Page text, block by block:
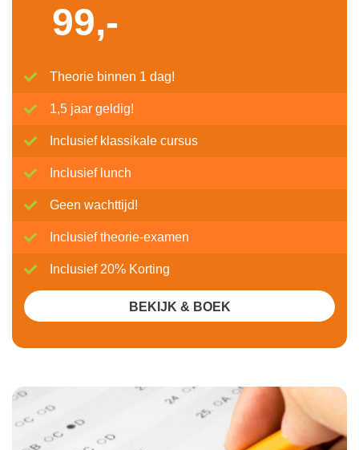
99,-
Theorie binnen 1 dag!
1,5 jaar geldig!
Inclusief klassikale cursus
Inclusief lunch
Geen wachttijd!
Inclusief theorie-examen
Inclusief 20% Korting
BEKIJK & BOEK